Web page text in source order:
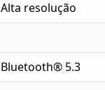
Alta resolução
Bluetooth® 5.3